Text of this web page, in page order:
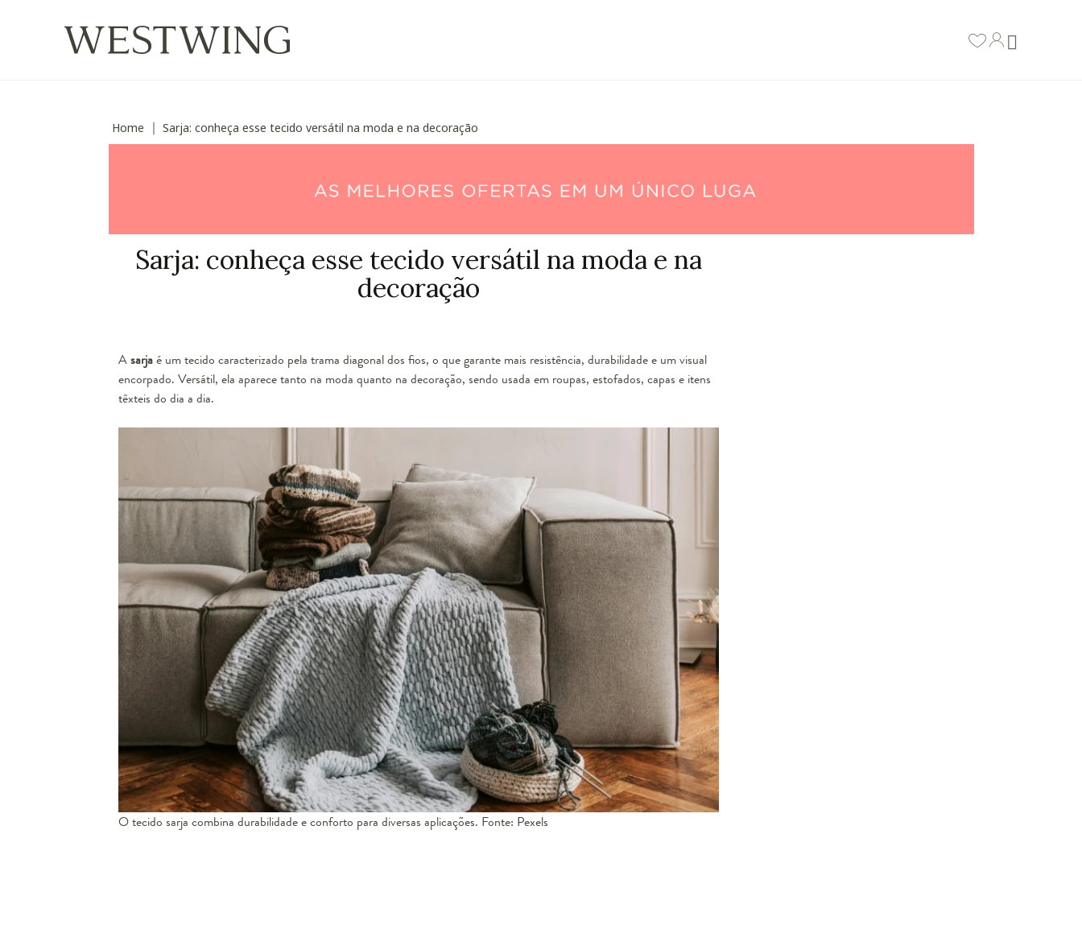
Home Sarja: conheça esse tecido versátil na moda e na decoração
Sarja: conheça esse tecido versátil na moda e na
decoração
Asarjaé um tecido caracterizado pela trama diagonal dos fios, o que garante mais resistência, durabilidade e um visual
encorpado. Versátil, ela aparece tanto na moda quanto na decoração, sendo usada em roupas, estofados, capas e itens
têxteis do dia a dia.
O tecido sarja combina durabilidade e conforto para diversas aplicações. Fonte: Pexels